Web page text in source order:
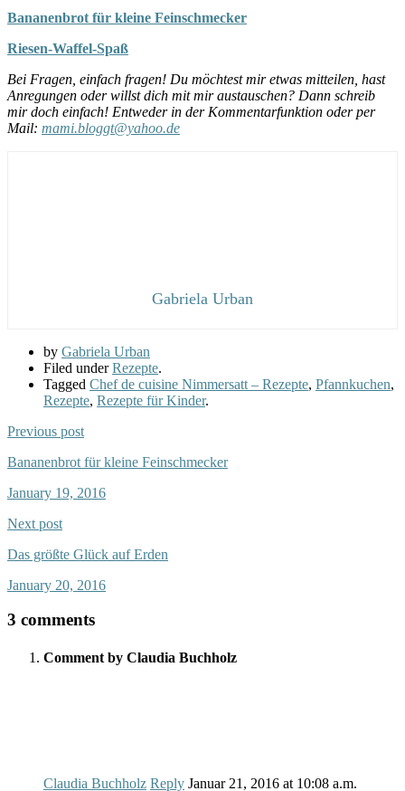
Bananenbrot für kleine Feinschmecker
Riesen-Waffel-Spaß
Bei Fragen, einfach fragen! Du möchtest mir etwas mitteilen, hast
Anregungen oder willst dich mit mir austauschen? Dann schreib
mir doch einfach! Entweder in der Kommentarfunktion oder per
Mail: mami.bloggt@yahoo.de
Gabriela Urban
by Gabriela Urban
Filed underRezepte.
Tagged Chef de cuisine Nimmersatt – Rezepte, Pfannkuchen,
Rezepte, Rezepte für Kinder.
Previous post
Bananenbrot für kleine Feinschmecker
January 19, 2016
Next post
Das größte Glück auf Erden
January 20, 2016
3 comments
Comment by Claudia Buchholz
Claudia Buchholz Reply Januar 21, 2016 at 10:08 a.m.